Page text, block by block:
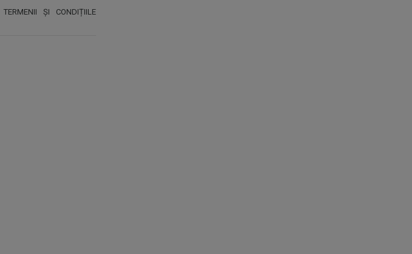
TERMENII ȘI CONDIȚIILE